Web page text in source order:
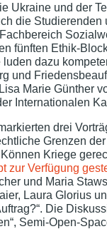
Ukraine und der
die
fünften Ethik-
dazu
und
Marie Günther
Internationalen
drei
Grenzen
Kriege
zur Verfügung
und Maria
Laura Glorius
Die
Semi-Open-